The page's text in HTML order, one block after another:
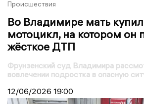
Происшествия
Во Владимире мать
мотоцикл, на котором он
жёсткое ДТП
Фрунзенский суд Владимира
вовлечении подростка в опасную
12/06/2026 19:00